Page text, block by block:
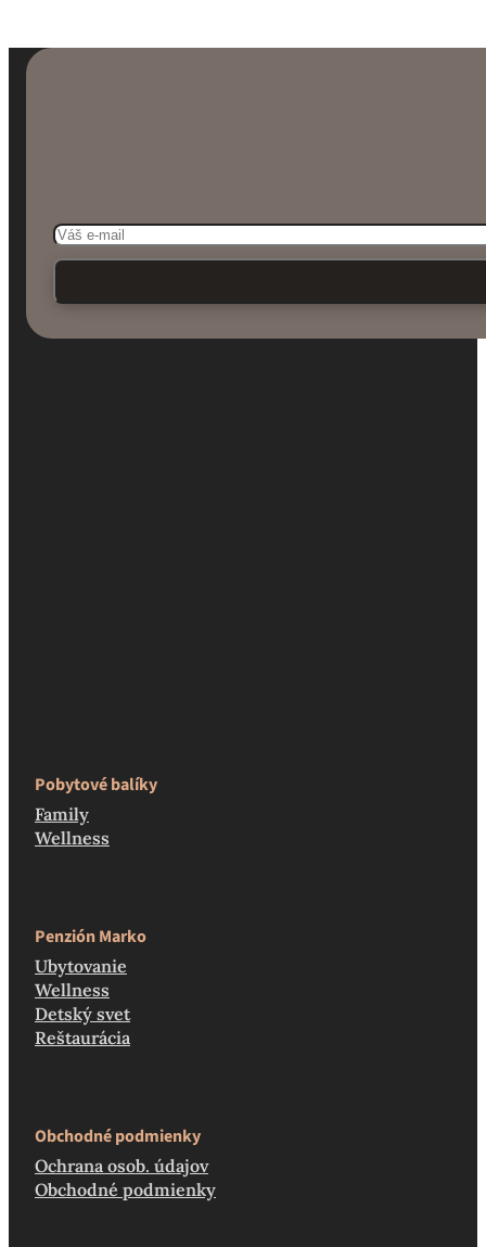
Pobytové balíky
Family
Wellness
Penzión Marko
Ubytovanie
Wellness
Detský svet
Reštaurácia
Obchodné podmienky
Ochrana osob. údajov
Obchodné podmienky